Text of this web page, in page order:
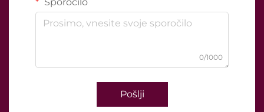
0/1000
Pošlji